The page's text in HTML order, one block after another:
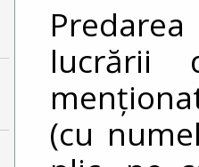
lucrării
(cu